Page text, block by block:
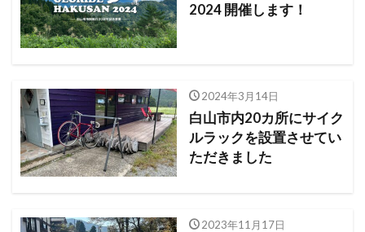
2024 開催します！
2024年3月14日
白山市内20カ所にサイク
ルラックを設置させてい
ただきました
2023年11月17日